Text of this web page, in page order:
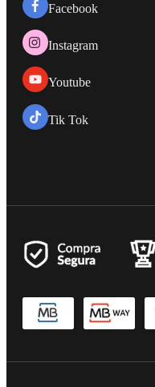
Facebook
Instagram
Youtube
Tik Tok